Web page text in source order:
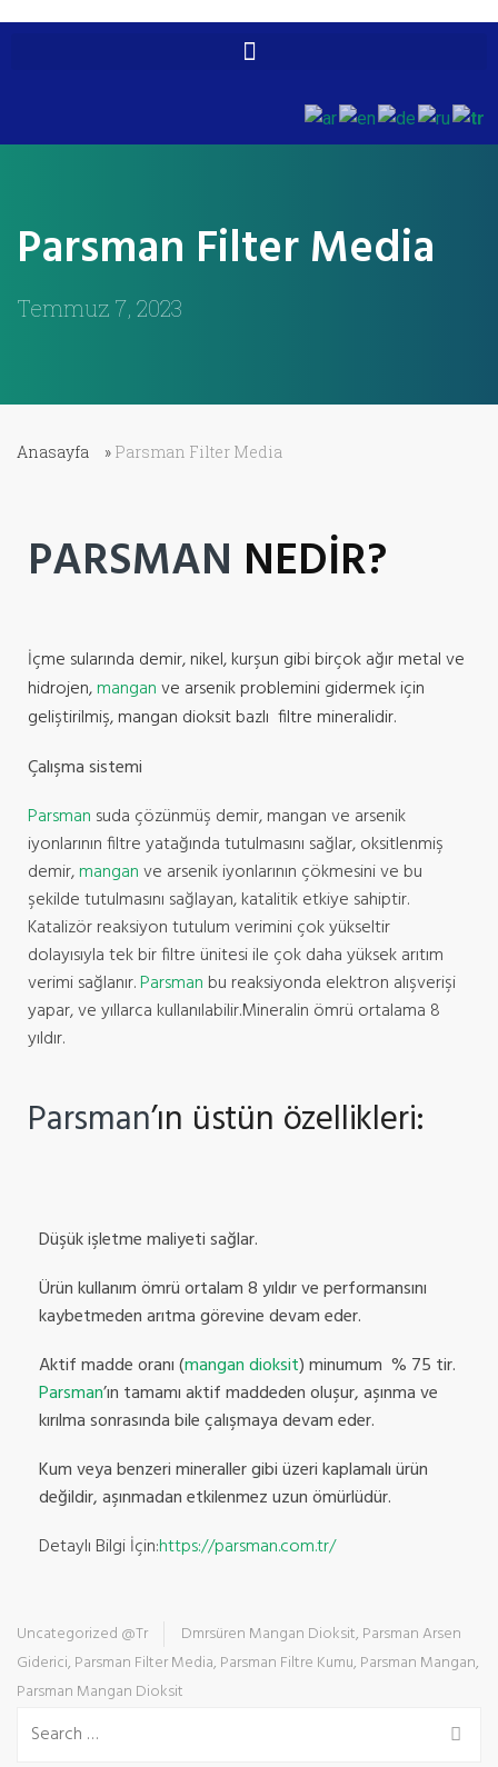
Parsman Filter Media
Temmuz 7, 2023
Anasayfa » Parsman Filter Media
PARSMAN NEDİR?
İçme sularında demir, nikel, kurşun gibi birçok ağır metal ve
hidrojen,manganve arsenik problemini gidermek için
geliştirilmiş, mangan dioksit bazlı filtre mineralidir.
Çalışma sistemi
Parsman suda çözünmüş demir, mangan ve arsenik
iyonlarının filtre yatağında tutulmasını sağlar, oksitlenmiş
demir,manganve arsenik iyonlarının çökmesini ve bu
şekilde tutulmasını sağlayan, katalitik etkiye sahiptir.
Katalizör reaksiyon tutulum verimini çok yükseltir
dolayısıyla tek bir filtre ünitesi ile çok daha yüksek arıtım
verimi sağlanır.Parsman bu reaksiyonda elektron alışverişi
yapar, ve yıllarca kullanılabilir.Mineralin ömrü ortalama 8
yıldır.
Parsman’ın üstün özellikleri:
Düşük işletme maliyeti sağlar.
Ürün kullanım ömrü ortalam 8 yıldır ve performansını
kaybetmeden arıtma görevine devam eder.
Aktif madde oranı (mangan dioksit) minumum % 75 tir.
Parsman’ın tamamı aktif maddeden oluşur, aşınma ve
kırılma sonrasında bile çalışmaya devam eder.
Kum veya benzeri mineraller gibi üzeri kaplamalı ürün
değildir, aşınmadan etkilenmez uzun ömürlüdür.
Detaylı Bilgi İçin:https://parsman.com.tr/
Uncategorized @tr Dmrsüren Mangan Dioksit, Parsman Arsen
Giderici, Parsman Filter Media, Parsman Filtre Kumu, Parsman Mangan,
Parsman Mangan Dioksit